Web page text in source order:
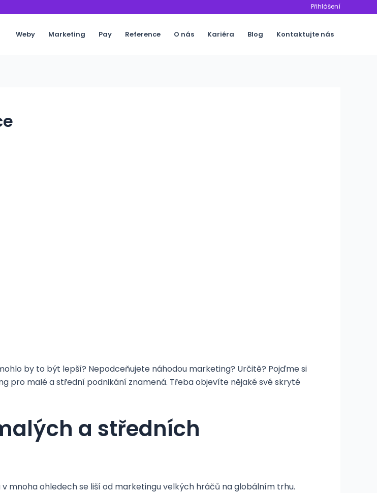
Přihlášení
Weby Marketing Pay Reference O nás Kariéra Blog Kontaktujte nás
by to být lepší? Nepodceňujete náhodou marketing? Určitě? Pojďme si
pro malé a střední podnikání znamená. Třeba objevíte nějaké své skryté
a středních
mnoha ohledech se liší od marketingu velkých hráčů na globálním trhu.